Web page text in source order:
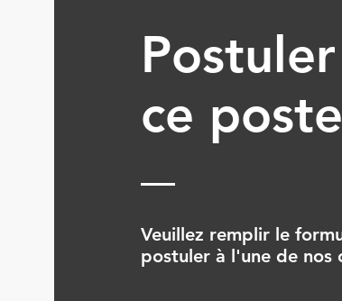
ce poste
Veuillez remplir le
postuler à l'une de nos